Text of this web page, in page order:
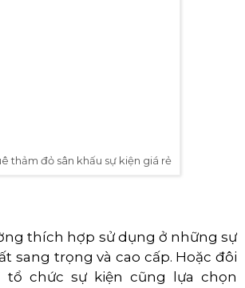
thảm đỏ sân khấu sự kiện giá rẻ
thích hợp sử dụng ở những sự
sang trọng và cao cấp. Hoặc đôi
tổ chức sự kiện cũng lựa chọn